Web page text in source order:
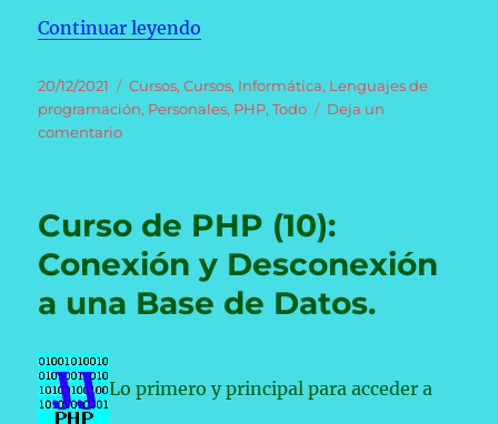
Continuar leyendo
Publicado
el
20/12/2021 Categorías
Cursos,Cursos, Informática, Lenguajes de
programación, Personales, PHP,Todo
Deja un
comentarioen
(11):
Acceso
a
la
Base
Curso de PHP (10):
Conexión y Desconexión
a una Base de Datos.
Lo primero y principal para acceder a